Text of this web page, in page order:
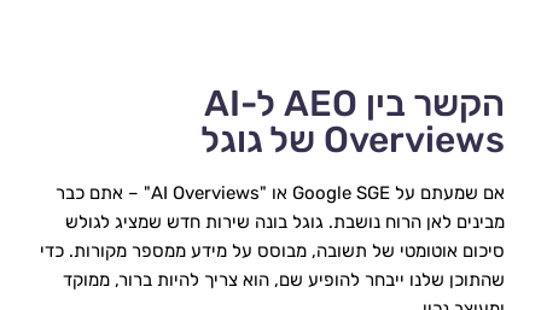
הקשר בין AEO ל-AI
Overviews של גוגל